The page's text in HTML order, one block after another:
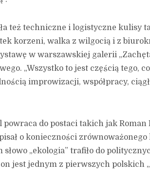
też techniczne i logistyczne kulisy
korzeni, walka z wilgocią i z
w warszawskiej galerii
„Wszystko to jest częścią tego,
improwizacji, współpracy,
powraca do postaci takich jak Roman
o konieczności
„ekologia” trafiło do
jest jednym z pierwszych polskich